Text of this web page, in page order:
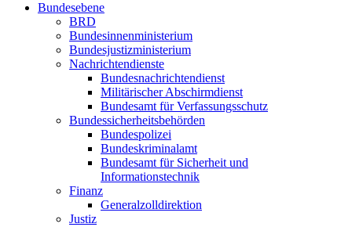
Bundesebene
BRD
Bundesinnenministerium
Bundesjustizministerium
Nachrichtendienste
Bundesnachrichtendienst
Militärischer Abschirmdienst
Bundesamt für Verfassungsschutz
Bundessicherheitsbehörden
Bundespolizei
Bundeskriminalamt
Bundesamt für Sicherheit und
Informationstechnik
Finanz
Generalzolldirektion
Justiz